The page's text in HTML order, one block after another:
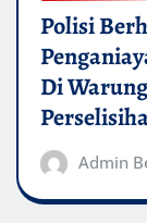
Polisi
Di
Admin